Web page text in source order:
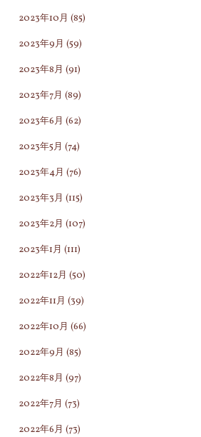
2023年10月 (85)
2023年9月 (59)
2023年8月 (91)
2023年7月 (89)
2023年6月 (62)
2023年5月 (74)
2023年4月 (76)
2023年3月 (115)
2023年2月 (107)
2023年1月 (111)
2022年12月 (50)
2022年11月 (39)
2022年10月 (66)
2022年9月 (85)
2022年8月 (97)
2022年7月 (73)
2022年6月 (73)